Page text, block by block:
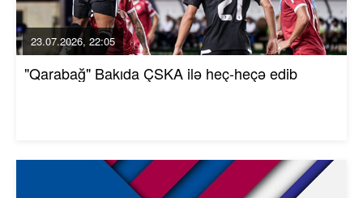
23.07.2026, 22:05
"Qarabağ" Bakıda ÇSKA ilə heç-heçə edib